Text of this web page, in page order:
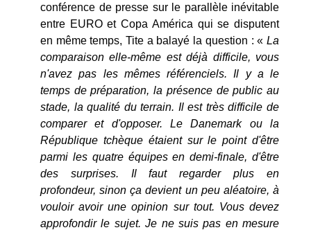
conférence de presse sur le parallèle inévitable
entre EURO et Copa América qui se disputent
en même temps, Tite a balayé la question : « La
comparaison elle-même est déjà difficile, vous
n'avez pas les mêmes référenciels. Il y a le
temps de préparation, la présence de public au
stade, la qualité du terrain. Il est très difficile de
comparer et d'opposer. Le Danemark ou la
République tchèque étaient sur le point d'être
parmi les quatre équipes en demi-finale, d'être
des surprises. Il faut regarder plus en
profondeur, sinon ça devient un peu aléatoire, à
vouloir avoir une opinion sur tout. Vous devez
approfondir le sujet. Je ne suis pas en mesure